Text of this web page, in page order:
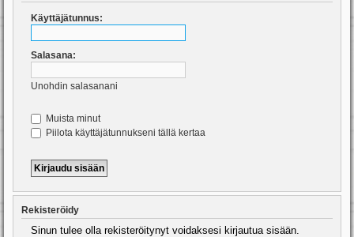
Käyttäjätunnus:
Salasana:
Unohdin salasanani
Muista minut
Piilota käyttäjätunnukseni tällä kertaa
Rekisteröidy
Sinun tulee olla rekisteröitynyt voidaksesi kirjautua sisään.